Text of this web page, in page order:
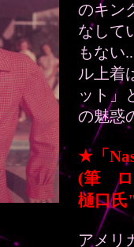
のキン
なして
もない
ル上着
ット」
の魅惑
★「
(筆 ロ
樋口
アメリ